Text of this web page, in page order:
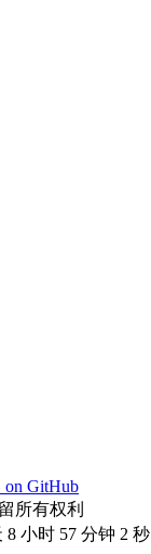
on GitHub
所有权利
8 小时 57 分钟 2 秒